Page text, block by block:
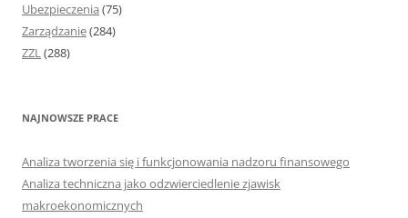
Ubezpieczenia (75)
Zarządzanie(284)
ZZL(288)
NAJNOWSZE PRACE
Analiza tworzenia się i funkcjonowania nadzoru finansowego
Analiza techniczna jako odzwierciedlenie zjawisk
makroekonomicznych